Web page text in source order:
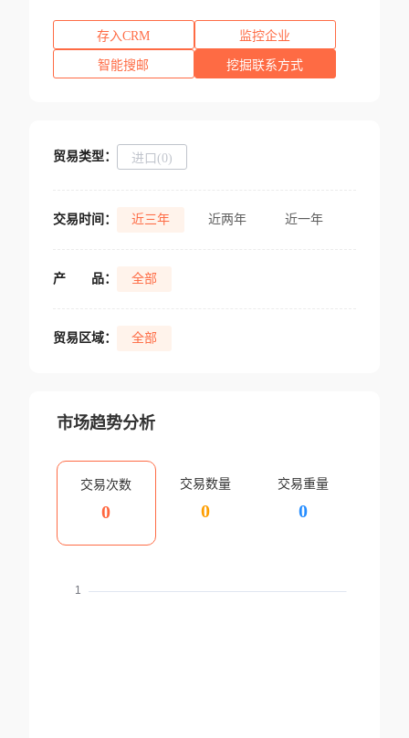
存入CRM 监控企业
智能搜邮 挖掘联系方式
贸易类型： 进口(0)
交易时间： 近三年 近两年 近一年
产 品： 全部
贸易区域： 全部
市场趋势分析
交易次数
0
交易数量
0
交易重量
0